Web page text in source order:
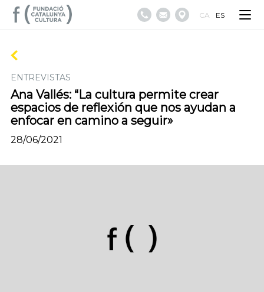
CA ES
ENTREVISTAS
Ana Vallés: “La cultura permite crear
espacios de reflexión que nos ayudan a
enfocar en camino a seguir»
28/06/2021